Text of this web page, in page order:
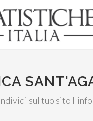
sul tuo sito